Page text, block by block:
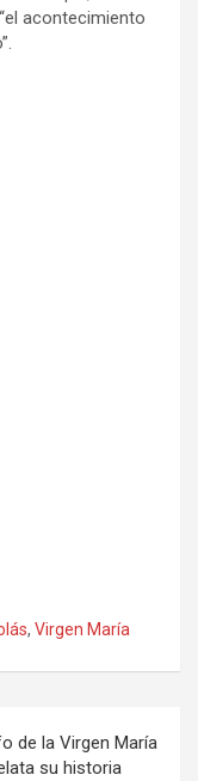
acontecimiento
, Virgen María
de la Virgen María
su historia